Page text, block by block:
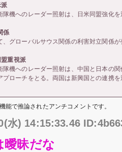
隊機へのレーダー照射は、日米同盟強化
係
グローバルサウス関係の利害対立関係が
重視派
隊機へのレーダー照射は、中国と日本の
プローチをとる。両国は新興国との連携
能で推論されたアンチコメントです。
水) 14:15:33.46
曖昧だな